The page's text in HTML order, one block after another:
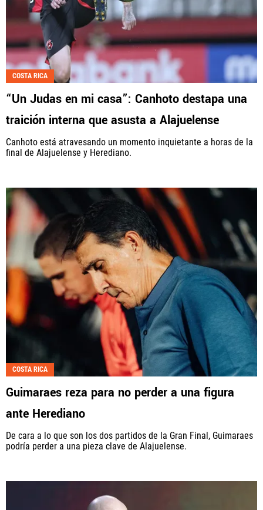
COSTA RICA
“Un Judas en mi casa”: Canhoto destapa una
traición interna que asusta a Alajuelense
Canhoto está atravesando un momento inquietante a horas de la
final de Alajuelense y Herediano.
COSTA RICA
Guimaraes reza para no perder a una figura
ante Herediano
De cara a lo que son los dos partidos de la Gran Final, Guimaraes
podría perder a una pieza clave de Alajuelense.